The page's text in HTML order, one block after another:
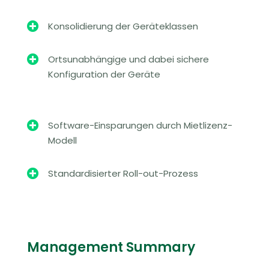
 Konsolidierung der Geräteklassen

Ortsunabhängige und dabei sichere
Konfiguration der Geräte

Software-Einsparungen durch Mietlizenz-
Modell
 Standardisierter Roll-out-Prozess
Management Summary